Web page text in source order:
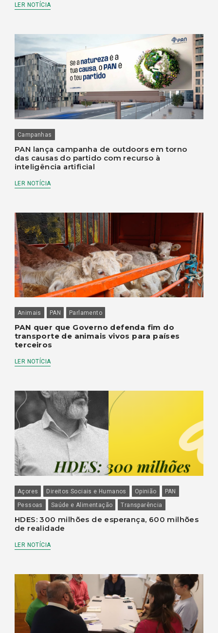
LER NOTÍCIA
Campanhas
PAN lança campanha de outdoors em torno
das causas do partido com recurso à
inteligência artificial
LER NOTÍCIA
Animais PAN Parlamento
PAN quer que Governo defenda fim do
transporte de animais vivos para países
terceiros
LER NOTÍCIA
Açores Direitos Sociais e Humanos Opinião
PAN
Pessoas
Saúde e Alimentação Transparência
HDES: 300 milhões de esperança, 600 milhões
de realidade
LER NOTÍCIA